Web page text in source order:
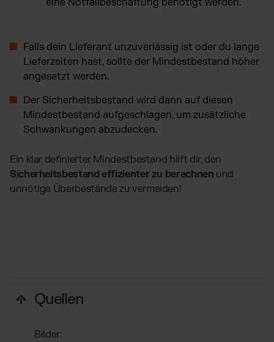
eine Notfallbeschaffung benötigt werden.
Falls dein Lieferant unzuverlässig ist oder du lange
Lieferzeiten hast, sollte der Mindestbestand höher
angesetzt werden.
Der Sicherheitsbestand wird dann auf diesen
Mindestbestand aufgeschlagen, um zusätzliche
Schwankungen abzudecken.
Ein klar definierter Mindestbestand hilft dir, den
Sicherheitsbestand effizienter zu berechnen und
unnötige Überbestände zu vermeiden!
Quellen
Bilder: